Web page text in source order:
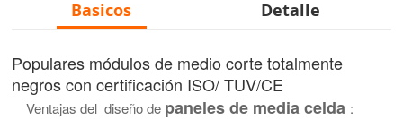
Basicos
Detalle
Populares módulos de medio corte totalmente
negroscon certificación ISO/ TUV/CE
Ventajas del diseño de paneles de media celda :